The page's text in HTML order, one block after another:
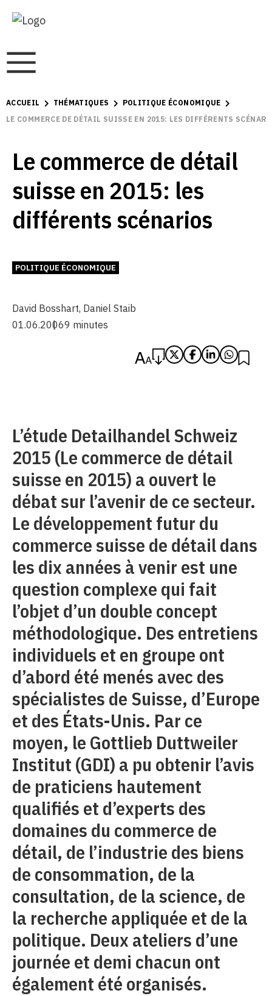
ACCUEIL THÉMATIQUES
POLITIQUE ÉCONOMIQUE
LE COMMERCE DE DÉTAIL SUISSE EN 2015: LES DIFFÉRENTS
Le commerce de détail
suisse en 2015: les
différents scénarios
POLITIQUE ÉCONOMIQUE
David Bosshart, Daniel Staib
01.06.20069 minutes
L’étude Detailhandel Schweiz
2015 (Le commerce de détail
suisse en 2015) a ouvert le
débat sur l’avenir de ce secteur.
Le développement futur du
commerce suisse de détail dans
les dix années à venir est une
question complexe qui fait
l’objet d’un double concept
méthodologique. Des entretiens
individuels et en groupe ont
d’abord été menés avec des
spécialistes de Suisse, d’Europe
et des États-Unis. Par ce
moyen, le Gottlieb Duttweiler
Institut (GDI) a pu obtenir l’avis
de praticiens hautement
qualifiés et d’experts des
domaines du commerce de
détail, de l’industrie des biens
de consommation, de la
consultation, de la science, de
la recherche appliquée et de la
politique. Deux ateliers d’une
journée et demi chacun ont
également été organisés.